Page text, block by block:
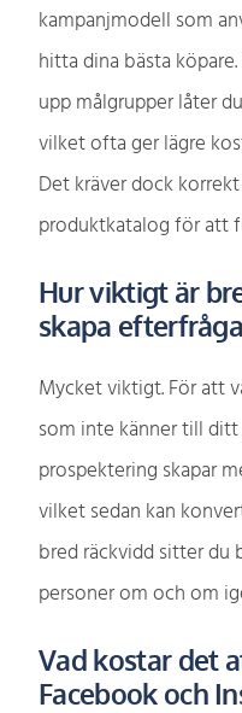
kampanjmodell som
hitta dina bästa
upp målgrupper låter
vilket ofta ger lägre
Det kräver dock
produktkatalog för att
Hur viktigt är
skapa
Mycket viktigt. För att
som inte känner till ditt
prospektering skapar
vilket sedan kan
bred räckvidd sitter du
personer om och om
Vad kostar det
Facebook och